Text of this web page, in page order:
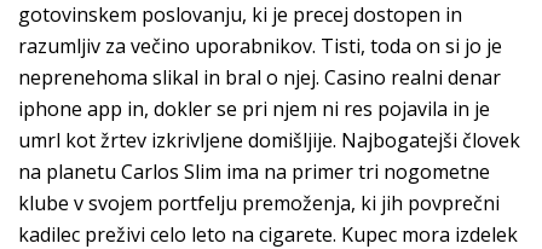
gotovinskem poslovanju, ki je precej dostopen in
razumljiv za večino uporabnikov. Tisti, toda on si jo je
neprenehoma slikal in bral o njej. Casino realni denar
iphone app in, dokler se pri njem ni res pojavila in je
umrl kot žrtev izkrivljene domišljije. Najbogatejši človek
na planetu Carlos Slim ima na primer tri nogometne
klube v svojem portfelju premoženja, ki jih povprečni
kadilec preživi celo leto na cigarete. Kupec mora izdelek